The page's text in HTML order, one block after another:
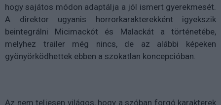
hogy sajátos módon adaptálja a jól ismert gyerekmesét.
A direktor ugyanis horrorkarakterekként igyekszik
beintegrálni Micimackót és Malackát a történetébe,
melyhez trailer még nincs, de az alábbi képeken
gyönyörködhettek ebben a szokatlan koncepcióban.
Az nem teljesen világos, hogy a szóban forgó karakterek